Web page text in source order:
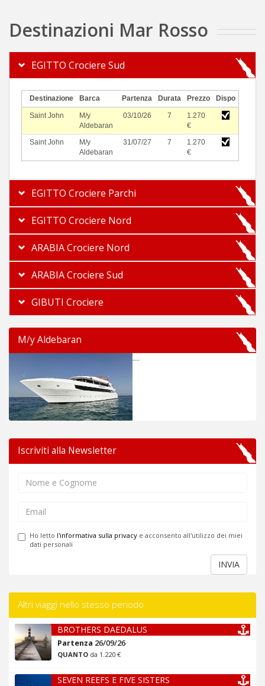
Destinazioni Mar Rosso
EGITTO Crociere Sud
Destinazione Barca Partenza Durata Prezzo Dispo
Saint John
M/y
Aldebaran
03/10/26 7
1.270
€
Saint John
M/y
Aldebaran
31/07/27 7
1.270
€
EGITTO Crociere Parchi
EGITTO Crociere Nord
ARABIA Crociere Nord
ARABIA Crociere Sud
GIBUTI Crociere
M/y Aldebaran
....
Iscriviti alla Newsletter
Ho letto l'informativa sulla privacy e acconsento all'utilizzo dei miei
dati personali
INVIA
Altri viaggi nello stesso periodo
BROTHERS DAEDALUS
Partenza 26/09/26
QUANTO da 1.220 €
SEVEN REEFS E FIVE SISTERS